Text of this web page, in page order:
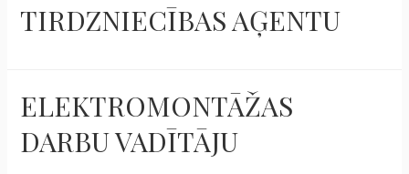
TIRDZNIECĪBAS AĢENTU
ELEKTROMONTĀŽAS
DARBU VADĪTĀJU